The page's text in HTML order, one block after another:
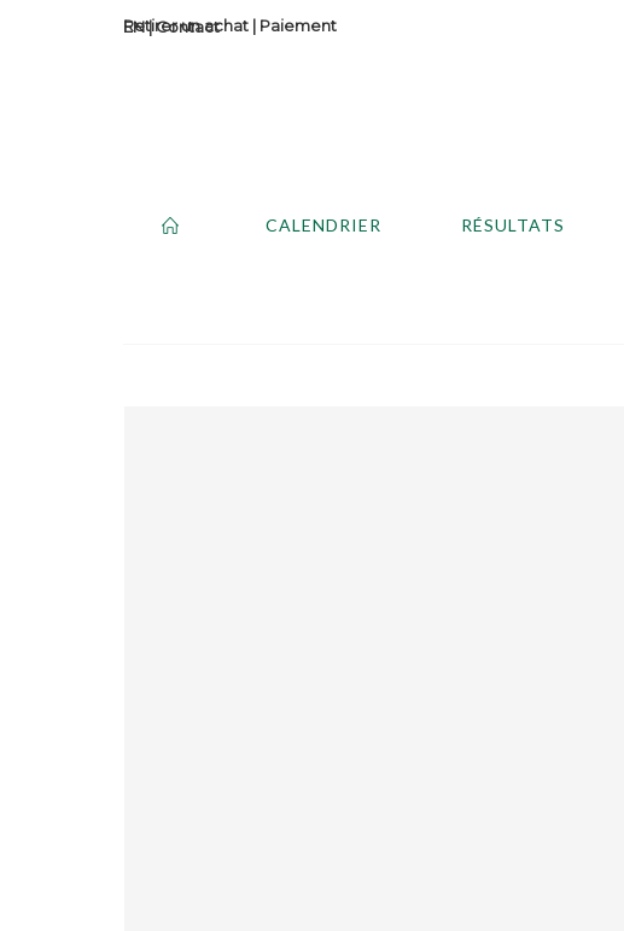
Contact
Retirer un achat | Paiement
CALENDRIER RÉSULTATS